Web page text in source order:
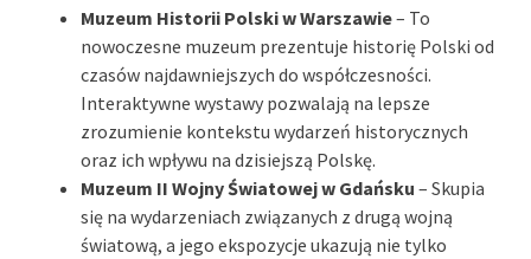
Muzeum Historii Polski w Warszawie– To
nowoczesne muzeum prezentuje historię Polski od
czasów najdawniejszych do współczesności.
Interaktywne wystawy pozwalają na lepsze
zrozumienie kontekstu wydarzeń historycznych
oraz ich wpływu na dzisiejszą Polskę.
Muzeum II Wojny Światowej w Gdańsku – Skupia
się na wydarzeniach związanych z drugą wojną
światową, a jego ekspozycje ukazują nie tylko